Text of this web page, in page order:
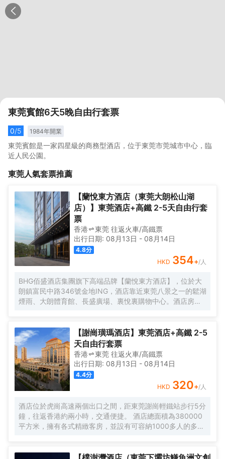
東莞賓館6天5晚自由行套票
0/5 1984年開業
東莞賓館是一家四星級的商務型酒店，位于東莞市莞城市中心，臨
近人民公園。
東莞人氣套票推薦
【蘭悅東方酒店（東莞大朗松山湖
店）】東莞酒店+高鐵 2-5天自由行套
票
香港 東莞 往返火車/高鐵票
出行日期: 08月13日 - 08月14日
4.8分
HKD 354+/人
BHG佰盛酒店集團旗下高端品牌【蘭悅東方酒店】，位於大
朗鎮富民中路346號金地ING，酒店靠近東莞八景之一的鬆湖
煙雨、大朗體育館、長盛廣場、裏悅裏購物中心。酒店房間
油洗護用品、空氣淨化器等。以優美的環境與細緻的服務讓
客人在酒店有更好的體驗。
【謝崗璜瑪酒店】東莞酒店+高鐵 2-5
天自由行套票
香港 東莞 往返火車/高鐵票
出行日期: 08月13日 - 08月14日
4.4分
HKD 320+/人
酒店位於虎崗高速兩個出口之間，距東莞謝崗輕鐵站步行5分
鐘，往返香港約兩小時，交通便捷。 酒店總面積為380000
平方米，擁有各式精緻客房，並設有可容納1000多人的多功
進的音響設備的KTV，各項設施一應俱全，給您帶來上佳的